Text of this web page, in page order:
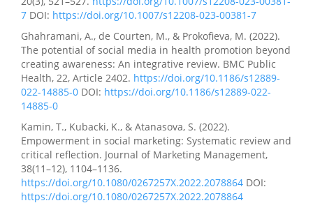
7 DOI: https://doi.org/10.1007/s12208-023-00381-7
Ghahramani, A., de Courten, M., & Prokofieva, M. (2022).
The potential of social media in health promotion beyond
creating awareness: An integrative review. BMC Public
Health, 22, Article 2402. https://doi.org/10.1186/s12889-
022-14885-0 DOI: https://doi.org/10.1186/s12889-022-
14885-0
Kamin, T., Kubacki, K., & Atanasova, S. (2022).
Empowerment in social marketing: Systematic review and
critical reflection. Journal of Marketing Management,
38(11–12), 1104–1136.
https://doi.org/10.1080/0267257X.2022.2078864 DOI:
https://doi.org/10.1080/0267257X.2022.2078864